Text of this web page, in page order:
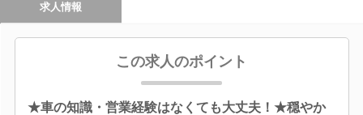
求人情報
この求人のポイント
★車の知識・営業経験はなくても大丈夫！★穏やか